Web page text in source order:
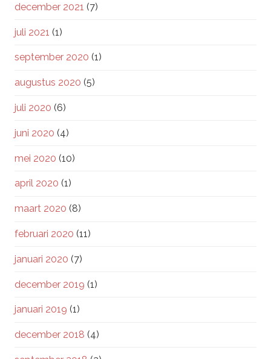
december 2021 (7)
juli 2021 (1)
september 2020 (1)
augustus 2020 (5)
juli 2020 (6)
juni 2020 (4)
mei 2020 (10)
april 2020 (1)
maart 2020 (8)
februari 2020 (11)
januari 2020 (7)
december 2019 (1)
januari 2019 (1)
december 2018 (4)